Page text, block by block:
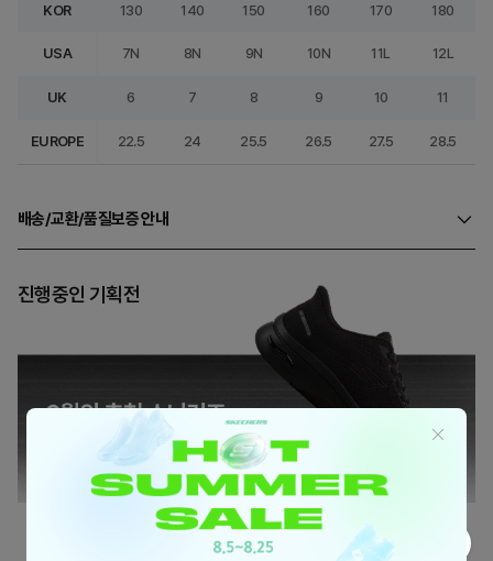
KOR 130 140 150 160 170 180
USA 7N 8N 9N 10N 11L 12L
UK 6 7 8 9 10 11
EUROPE 22.5 24 25.5 26.5 27.5 28.5
배송/교환/품질보증 안내
진행중인 기획전